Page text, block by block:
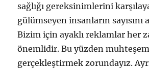
sağlığı gereksinimlerini
gülümseyen insanların sayısını
Bizim için ayaklı reklamlar her
önemlidir. Bu yüzden
gerçekleştirmek zorundayız.